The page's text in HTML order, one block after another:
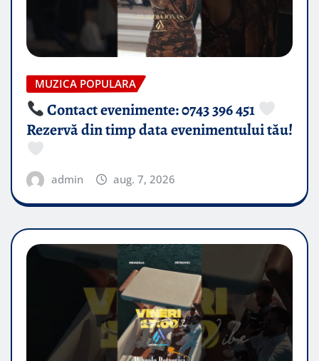
MUZICA POPULARA
Contact evenimente: 0743 396 451
Rezervă din timp data evenimentului tău!
admin aug. 7, 2026